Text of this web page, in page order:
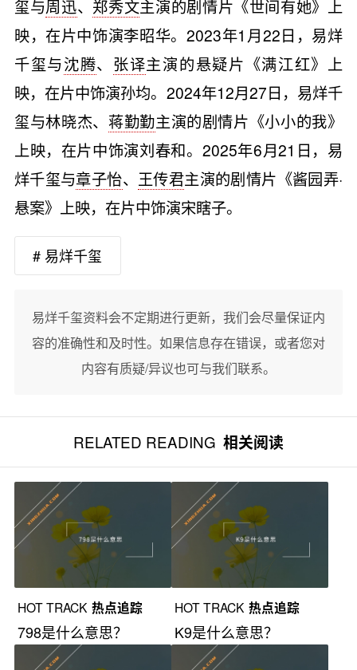
玺与周迅、 郑秀文主演的剧情片《世间有她》上
映，在片中饰演李昭华。2023年1月22日，易烊
千玺与沈腾、 张译主演的悬疑片《满江红》上
映，在片中饰演孙均。2024年12月27日，易烊千
玺与林晓杰、 蒋勤勤主演的剧情片《小小的我》
上映，在片中饰演刘春和。2025年6月21日，易
烊千玺与章子怡、 王传君主演的剧情片《酱园弄·
悬案》上映，在片中饰演宋瞎子。
# 易烊千玺
易烊千玺资料会不定期进行更新，我们会尽量保证内
容的准确性和及时性。如果信息存在错误，或者您对
内容有质疑/异议也可与我们联系。
RELATED READING 相关阅读
HOT TRACK 热点追踪
798是什么意思？
HOT TRACK 热点追踪
K9是什么意思？